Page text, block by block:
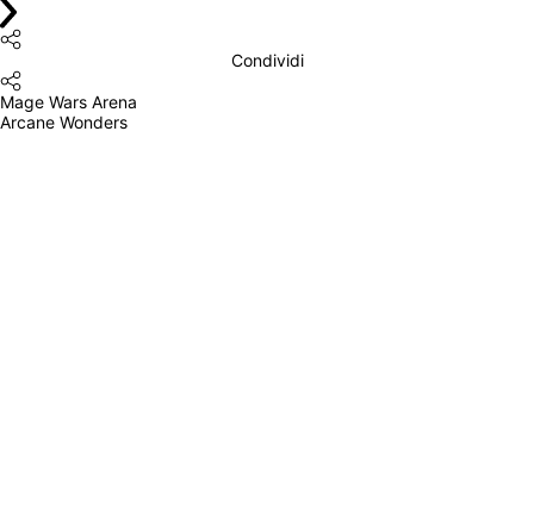
Condividi
Mage Wars Arena
Arcane Wonders